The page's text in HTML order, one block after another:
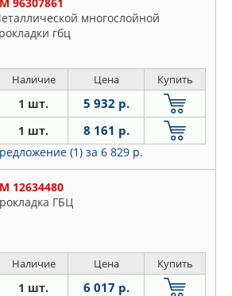
мнoгocлoйнoй
гбц
Наличие Цена Купить
1 шт. 5 932 р.
1 шт. 8 161 р.
(1) за 6 829 р.
12634480
ГБЦ
Наличие Цена Купить
1 шт. 6 017 р.